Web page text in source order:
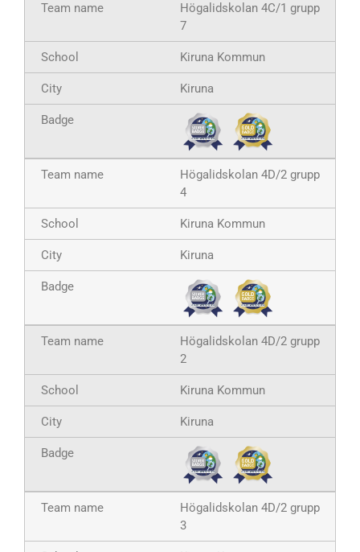
Högalidskolan 4C/1 grupp
7
Kiruna Kommun
Kiruna
Högalidskolan 4D/2 grupp
4
Kiruna Kommun
Kiruna
Högalidskolan 4D/2 grupp
2
Kiruna Kommun
Kiruna
Högalidskolan 4D/2 grupp
3